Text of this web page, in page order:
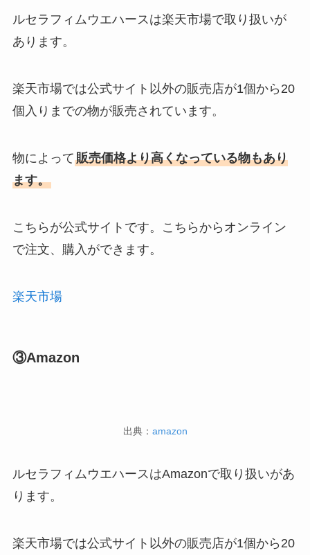
ルセラフィムウエハースは楽天市場で取り扱いが
あります。
楽天市場では公式サイト以外の販売店が1個から20
個入りまでの物が販売されています。
物によって販売価格より高くなっている物もあり
ます。
こちらが公式サイトです。こちらからオンライン
で注文、購入ができます。
楽天市場
③Amazon
出典： amazon
ルセラフィムウエハースはAmazonで取り扱いがあ
ります。
楽天市場では公式サイト以外の販売店が1個から20